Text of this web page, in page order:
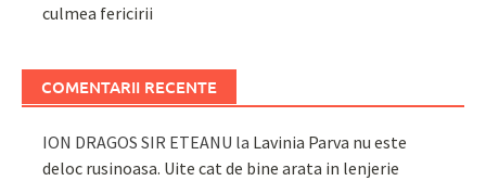
culmea fericirii
COMENTARII RECENTE
ION DRAGOS SIR ETEANU la Lavinia Parva nu este
deloc rusinoasa. Uite cat de bine arata in lenjerie